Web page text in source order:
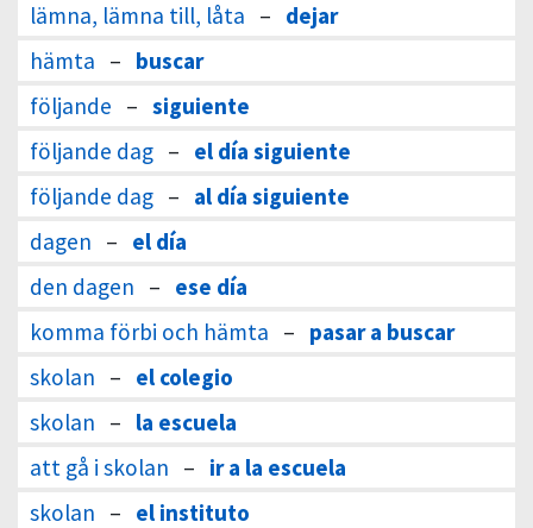
lämna, lämna till, låta – dejar
hämta – buscar
följande – siguiente
följande dag – el día siguiente
följande dag – al día siguiente
dagen – el día
den dagen – ese día
komma förbi och hämta – pasar a buscar
skolan – el colegio
skolan – la escuela
att gå i skolan – ir a la escuela
skolan – el instituto